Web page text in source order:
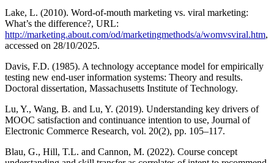
Lake, L. (2010). Word-of-mouth marketing vs. viral marketing:
What’s the difference?, URL:
http://marketing.about.com/od/marketingmethods/a/womvsviral.htm,
accessed on 28/10/2025.
Davis, F.D. (1985). A technology acceptance model for empirically
testing new end-user information systems: Theory and results.
Doctoral dissertation, Massachusetts Institute of Technology.
Lu, Y., Wang, B. and Lu, Y. (2019). Understanding key drivers of
MOOC satisfaction and continuance intention to use, Journal of
Electronic Commerce Research, vol. 20(2), pp. 105–117.
Blau, G., Hill, T.L. and Cannon, M. (2022). Course concept